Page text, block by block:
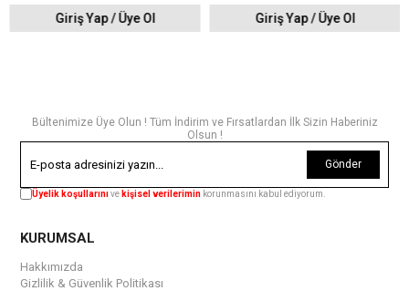
Giriş Yap / Üye Ol Giriş Yap / Üye Ol
Bültenimize Üye Olun ! Tüm İndirim ve Fırsatlardan İlk Sizin Haberiniz
Olsun !
Gönder
Üyelik koşullarınıve kişisel verilerimin korunmasını kabul ediyorum.
KURUMSAL
Hakkımızda
Gizlilik & Güvenlik Politikası